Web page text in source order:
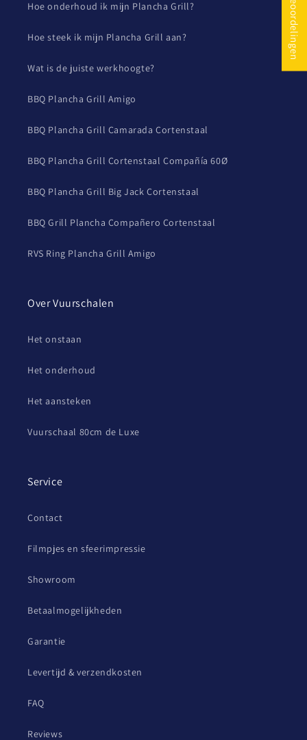
Hoe onderhoud ik mijn Plancha Grill?
Hoe steek ik mijn Plancha Grill aan?
Wat is de juiste werkhoogte?
BBQ Plancha Grill Amigo
BBQ Plancha Grill Camarada Cortenstaal
BBQ Plancha Grill Cortenstaal Compañía 60Ø
BBQ Plancha Grill Big Jack Cortenstaal
BBQ Grill Plancha Compañero Cortenstaal
RVS Ring Plancha Grill Amigo
Over Vuurschalen
Het onstaan
Het onderhoud
Het aansteken
Vuurschaal 80cm de Luxe
Service
Contact
Filmpjes en sfeerimpressie
Showroom
Betaalmogelijkheden
Garantie
Levertijd & verzendkosten
FAQ
Reviews
★ Beoordelingen